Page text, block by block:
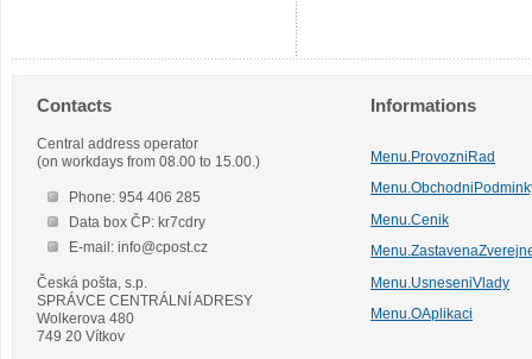
Contacts
Central address operator
(on workdays from 08.00 to 15.00.)
Phone: 954 406 285
Data box ČP: kr7cdry
E-mail: info@cpost.cz
Česká pošta, s.p.
SPRÁVCE CENTRÁLNÍ ADRESY
Wolkerova 480
749 20 Vítkov
Informations
Menu.ProvozniRad
Menu.Cenik
Menu.UsneseniVlady
Menu.OAplikaci